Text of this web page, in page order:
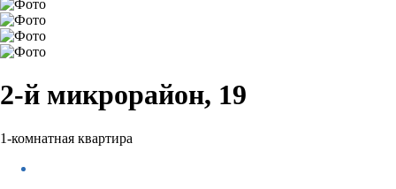
2-й микрорайон, 19
1-комнатная квартира